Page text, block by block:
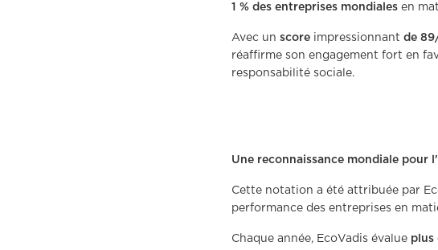
1 % des entreprises mondiales en
Avec un score impressionnant de
réaffirme son engagement fort en
responsabilité sociale.
Une reconnaissance mondiale pour
Cette notation a été attribuée par
performance des entreprises en
Chaque année, EcoVadis évalue plus